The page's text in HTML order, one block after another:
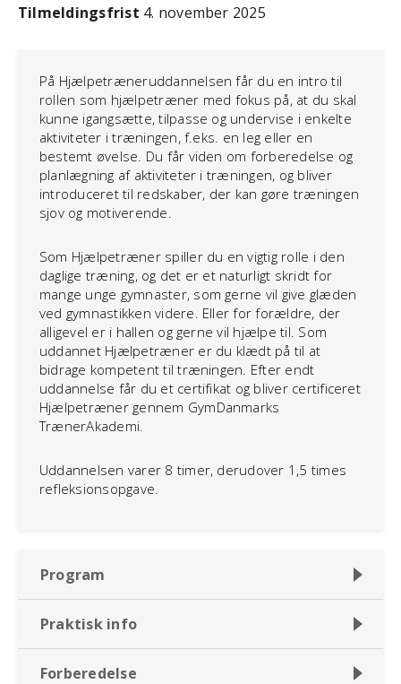
Tilmeldingsfrist 4. november 2025
På Hjælpetræneruddannelsen får du en intro til
rollen som hjælpetræner med fokus på, at du skal
kunne igangsætte, tilpasse og undervise i enkelte
aktiviteter i træningen, f.eks. en leg eller en
bestemt øvelse. Du får viden om forberedelse og
planlægning af aktiviteter i træningen, og bliver
introduceret til redskaber, der kan gøre træningen
sjov og motiverende.
Som Hjælpetræner spiller du en vigtig rolle i den
daglige træning, og det er et naturligt skridt for
mange unge gymnaster, som gerne vil give glæden
ved gymnastikken videre. Eller for forældre, der
alligevel er i hallen og gerne vil hjælpe til. Som
uddannet Hjælpetræner er du klædt på til at
bidrage kompetent til træningen. Efter endt
uddannelse får du et certifikat og bliver certificeret
Hjælpetræner gennem GymDanmarks
TrænerAkademi.
Uddannelsen varer 8 timer, derudover 1,5 times
refleksionsopgave.
Program
Praktisk info
Forberedelse